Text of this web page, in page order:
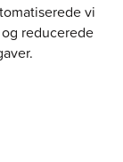
vi
reducerede